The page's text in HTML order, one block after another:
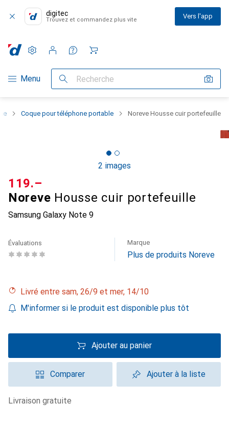
digitec
Trouvez et commandez plus vite Vers l'app
Navigation par catégorie
Menu Recherche
Paramètres
Compte client
Listes de comparaison
Listes d'envies
Panier
Coque pour téléphone portable Noreve Housse cuir portefeuille
2 images
Noreve Housse cuir portefeuille
Samsung Galaxy Note 9
CHF
119.–
Évaluations Marque
Plus de produits Noreve
Livré entre sam, 26/9 et mer, 14/10
M'informer si le produit est disponible plus tôt
Ajouter au panier
Comparer Ajouter à la liste
livraison gratuite